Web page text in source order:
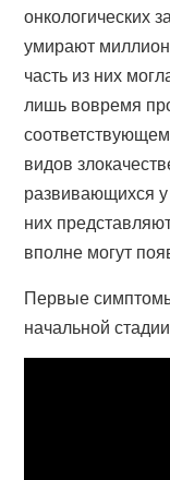
онкологических
умирают
часть из них
лишь вовремя
видов
развивающихся
них
вполне могут
Первые
начальной